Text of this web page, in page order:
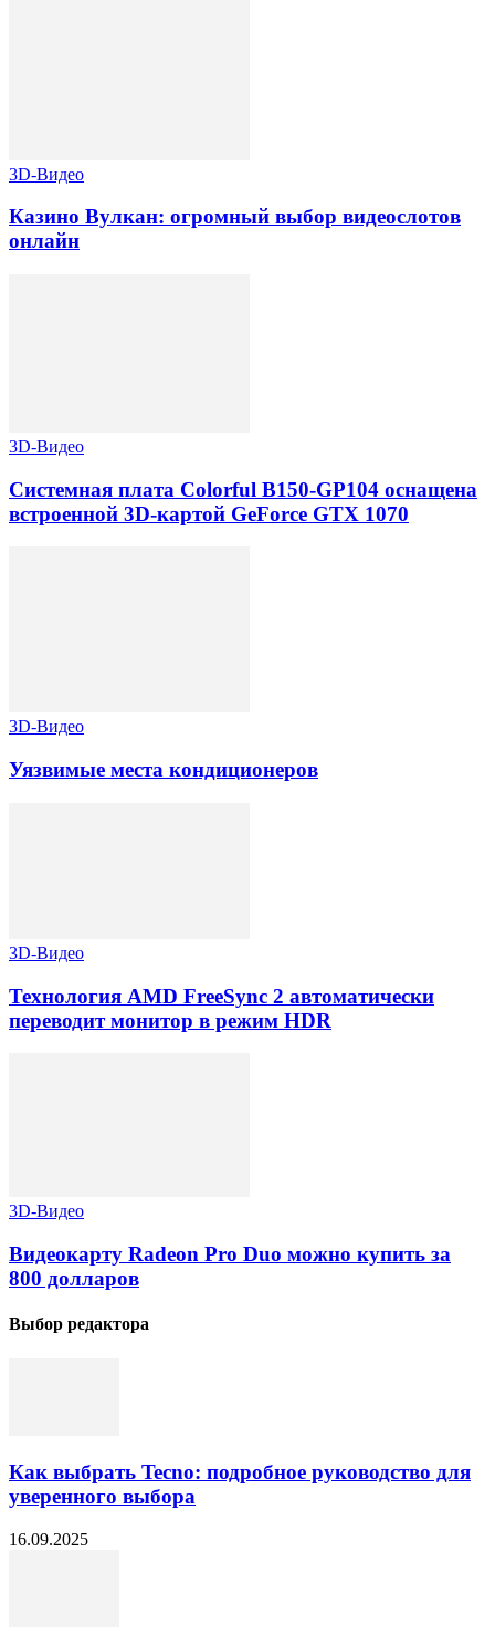
3D-Видео
Казино Вулкан: огромный выбор видеослотов
онлайн
3D-Видео
Системная плата Colorful B150-GP104 оснащена
встроенной 3D-картой GeForce GTX 1070
3D-Видео
Уязвимые места кондиционеров
3D-Видео
Технология AMD FreeSync 2 автоматически
переводит монитор в режим HDR
3D-Видео
Видеокарту Radeon Pro Duo можно купить за
800 долларов
Выбор редактора
Как выбрать Tecno: подробное руководство для
уверенного выбора
16.09.2025